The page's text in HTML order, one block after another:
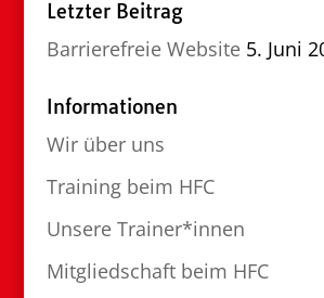
Letzter Beitrag
Barrierefreie Website 5. Juni
Informationen
Wir über uns
Training beim HFC
Unsere Trainer*innen
Mitgliedschaft beim HFC